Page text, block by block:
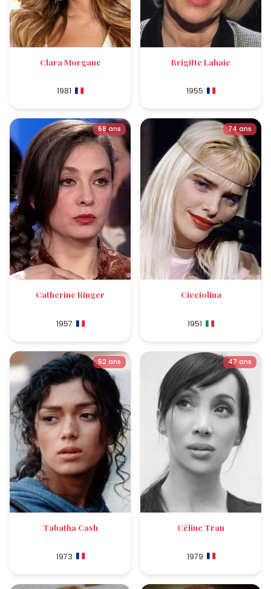
Clara Morgane
1981
Brigitte Lahaie
1955
68 ans
Catherine Ringer
1957
74 ans
Cicciolina
1951
52 ans
Tabatha Cash
1973
47 ans
Céline Tran
1979